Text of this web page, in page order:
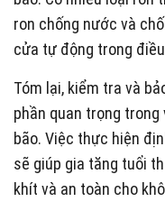
ron chống nước và
cửa tự động trong
Tóm lại, kiểm tra và
phần quan trọng
bão. Việc thực hiện
sẽ giúp gia tăng tuổi
khít và an toàn cho